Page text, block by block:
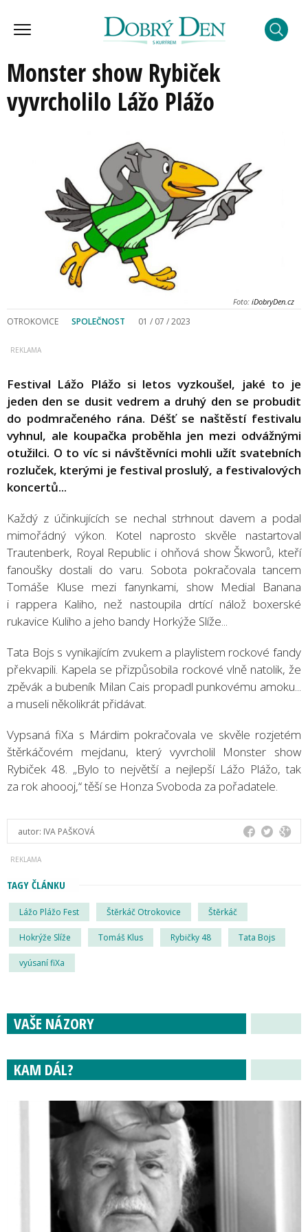
Monster show Rybiček
vyvrcholilo Lážo Plážo
Foto: iDobryDen.cz
OTROKOVICE SPOLEČNOST 01 / 07 / 2023
Festival Lážo Plážo si letos vyzkoušel, jaké to je
jeden den se dusit vedrem a druhý den se probudit
do podmračeného rána. Déšť se naštěstí festivalu
vyhnul, ale koupačka proběhla jen mezi odvážnými
otužilci. O to víc si návštěvníci mohli užít svatebních
rozluček, kterými je festival proslulý, a festivalových
koncertů...
Každý z účinkujících se nechal strhnout davem a podal
mimořádný výkon. Kotel naprosto skvěle nastartoval
Trautenberk, Royal Republic i ohňová show Škworů, kteří
fanoušky dostali do varu. Sobota pokračovala tancem
Tomáše Kluse mezi fanynkami, show Medial Banana
i rappera Kaliho, než nastoupila drtící nálož boxerské
rukavice Kuliho a jeho bandy Horkýže Slíže...
Tata Bojs s vynikajícím zvukem a playlistem rockové fandy
překvapili. Kapela se přizpůsobila rockové vlně natolik, že
zpěvák a bubeník Milan Cais propadl punkovému amoku...
a museli několikrát přidávat.
Vypsaná fiXa s Márdim pokračovala ve skvěle rozjetém
štěrkáčovém mejdanu, který vyvrcholil Monster show
Rybiček 48. „Bylo to největší a nejlepší Lážo Plážo, tak
za rok ahoooj,“ těší se Honza Svoboda za pořadatele.
autor: IVA PAŠKOVÁ
TAGY ČLÁNKU
Lážo Plážo Fest Štěrkáč Otrokovice Štěrkáč
Hokrýže Slíže Tomáš Klus Rybičky 48 Tata Bojs
vyúsaní fiXa
VAŠE NÁZORY
KAM DÁL?